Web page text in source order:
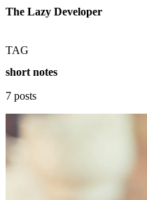
The Lazy Developer
TAG
short notes
7 posts